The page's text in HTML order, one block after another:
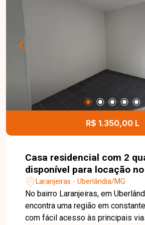
R$ 1.350,00 L
Casa residencial com 2
disponível para locação
Laranjeiras em Uberlândia-
Laranjeiras - Uberlândia/MG
No bairro Laranjeiras, em
encontra uma região em
com fácil acesso às principais